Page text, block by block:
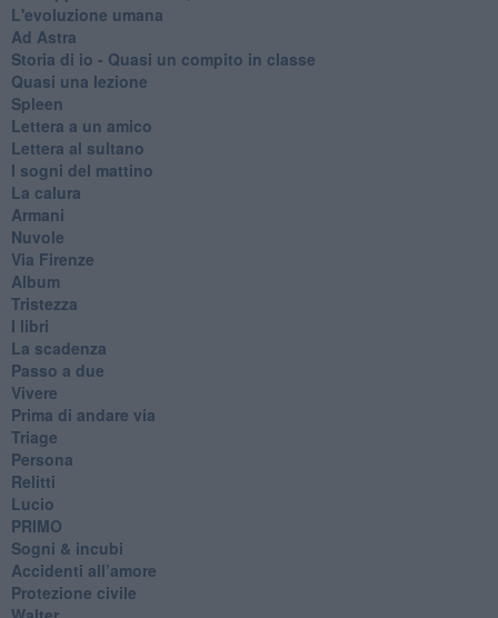
L'evoluzione umana
Ad Astra
Storia di io - Quasi un compito in classe
Quasi una lezione
Spleen
Lettera a un amico
Lettera al sultano
I sogni del mattino
La calura
Armani
Nuvole
Via Firenze
Album
Tristezza
I libri
La scadenza
Passo a due
Vivere
Prima di andare via
Triage
Persona
Relitti
Lucio
PRIMO
Sogni & incubi
Accidenti all’amore
Protezione civile